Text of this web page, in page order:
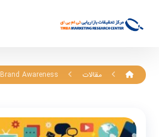
مقالات Brand Awareness